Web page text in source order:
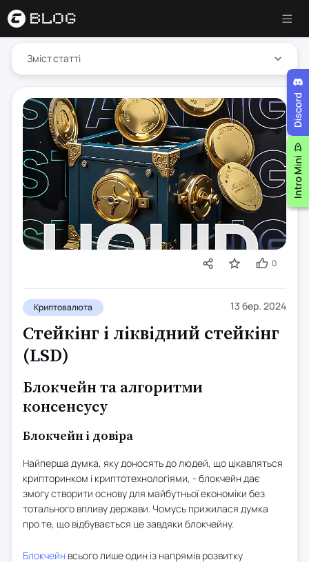
Зміст статті
Криптовалюта 13 бер. 2024
0
Стейкінг і ліквідний стейкінг
(LSD)
Блокчейн та алгоритми
консенсусу
Блокчейн і довіра
Найперша думка, яку доносять до людей, що цікавляться
крипторинком і криптотехнологіями, - блокчейн дає
змогу створити основу для майбутньої економіки без
тотального впливу держави. Чомусь прижилася думка
про те, що відбувається це завдяки блокчейну.
Блокчейн всього лише один із напрямів розвитку